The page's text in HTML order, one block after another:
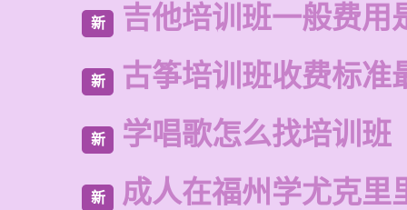
新 吉他培训班一般费用
新 古筝培训班收费标准
新 学唱歌怎么找培训班
新 成人在福州学尤克里